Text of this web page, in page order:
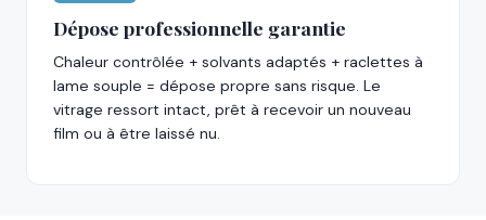
Dépose professionnelle garantie
Chaleur contrôlée + solvants adaptés + raclettes à
lame souple = dépose propre sans risque. Le
vitrage ressort intact, prêt à recevoir un nouveau
film ou à être laissé nu.